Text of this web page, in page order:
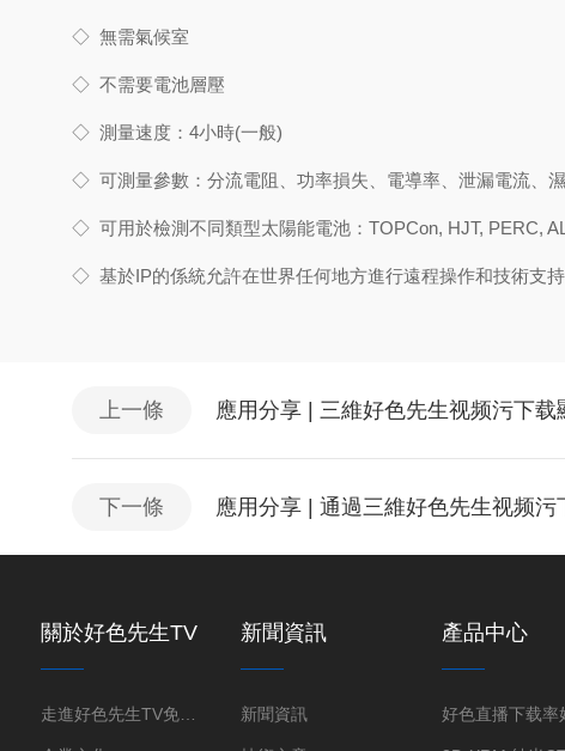
◇ 無需氣候室
◇ 不需要電池層壓
◇ 測量速度：4小時(一般)
◇ 可測量參數：分流電阻、功率損失、電導率、泄漏電流
◇ 可用於檢測不同類型太陽能電池：TOPCon, HJT,
◇ 基於IP的係統允許在世界任何地方進行遠程操作和技術支持
上一條 應用分享 | 三維好色先生视频污下
下一條 應用分享 | 通過三維好色先生视频
關於好色先生TV
免费下载
走進好色先生TV免费下载
新聞資訊
新聞資訊
產品中心